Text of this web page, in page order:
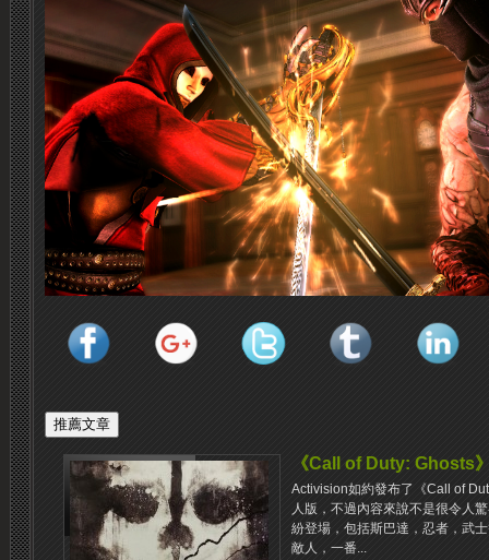
《Call of Duty: Ghosts
Activision如約發布了《Call of
人版，不過內容來說不是很令人
紛登場，包括斯巴達，忍者，武
敵人，一番...